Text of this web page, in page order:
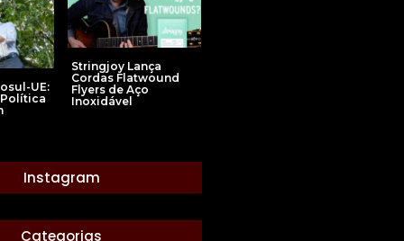
Stringjoy Lança
Cordas Flatwound
Flyers de Aço
Inoxidável
UE:
Política
Instagram
Categorias